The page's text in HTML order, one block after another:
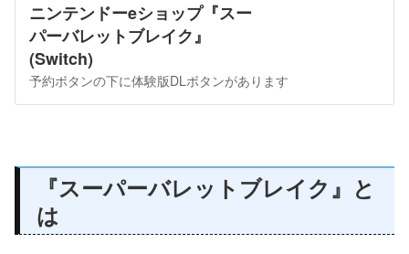
ニンテンドーeショップ『スー
パーバレットブレイク』
(Switch)
予約ボタンの下に体験版DLボタンがあります
『スーパーバレットブレイク』と
は